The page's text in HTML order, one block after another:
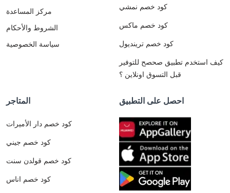
مركز المساعدة
الشروط والأحكام
سياسة الخصوصية
كود خصم نمشي
كود خصم ماكس
كود خصم ترينديول
كيف استخدم تطبيق صحصح للتوفير
قبل التسوق اونلاين ؟
المتاجر
كود خصم دار الأميرات
كود خصم جيني
كود خصم قولدن سنت
كود خصم اناس
احصل على التطبيق